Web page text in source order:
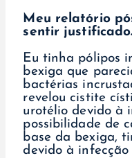
Meu relatório
sentir justificado.
Eu tinha pólipos
bexiga que
bactérias
revelou cistite
urotélio devido à
possibilidade de
base da bexiga,
devido à infecção